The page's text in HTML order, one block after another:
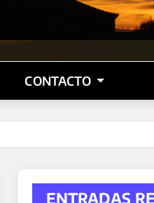
CONTACTO
ENTRADAS